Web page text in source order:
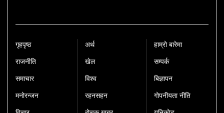
गृहपृष्‍ठ
राजनीति
समाचार
मनोरन्जन
अर्थ
खेल
विश्व
रहनसहन
हाम्रो बारेमा
सम्पर्क
बिज्ञापन
गोपनीयता नीति